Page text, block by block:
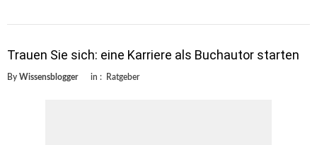
Trauen Sie sich: eine Karriere als Buchautor starten
By Wissensblogger in : Ratgeber